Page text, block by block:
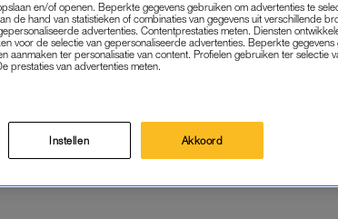
MENSEN
NAAR RUIM 1100
BINNENLAND|LINDA.
coronabesmetting in het ziekenhuis
en/of openen. Beperkte gegevens gebruiken om advertenties te
de hand van statistieken of combinaties van gegevens uit verschillende
advertenties. Contentprestaties meten. Diensten
voor de selectie van gepersonaliseerde advertenties. Beperkte
aanmaken ter personalisatie van content. Profielen gebruiken ter selectie
prestaties van advertenties meten.
Instellen Akkoord